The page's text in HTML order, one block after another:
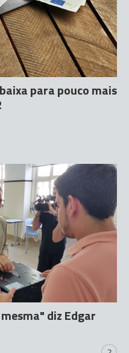
para pouco mais
diz Edgar